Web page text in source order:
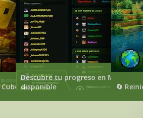
Artificial: conoce a Cubi
todas las novedades
Descubre tu progreso en Mundo-
disponible
🔄